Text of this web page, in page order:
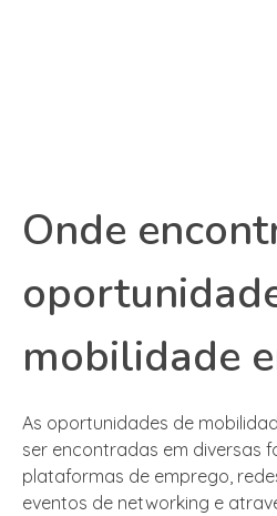
Onde
mobilidade
As oportunidades de
ser encontradas em diversas
plataformas de emprego,
eventos de networking e